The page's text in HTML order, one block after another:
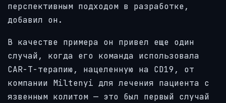
перспективным подходом в разработке,
добавил он.
В качестве примера он привел еще один
случай, когда его команда использовала
CAR-T-терапию, нацеленную на CD19, от
компании Miltenyi для лечения пациента с
язвенным колитом — это был первый случай